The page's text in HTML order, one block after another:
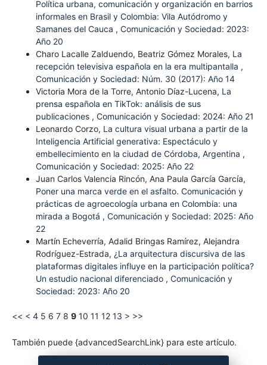
Política urbana, comunicación y organización en barrios
informales en Brasil y Colombia: Vila Autódromo y
Samanes del Cauca , Comunicación y Sociedad: 2023:
Año 20
Charo Lacalle Zalduendo, Beatriz Gómez Morales, La
recepción televisiva española en la era multipantalla ,
Comunicación y Sociedad: Núm. 30 (2017): Año 14
Victoria Mora de la Torre, Antonio Díaz-Lucena, La
prensa española en TikTok: análisis de sus
publicaciones , Comunicación y Sociedad: 2024: Año 21
Leonardo Corzo, La cultura visual urbana a partir de la
Inteligencia Artificial generativa: Espectáculo y
embellecimiento en la ciudad de Córdoba, Argentina ,
Comunicación y Sociedad: 2025: Año 22
Juan Carlos Valencia Rincón, Ana Paula García García,
Poner una marca verde en el asfalto. Comunicación y
prácticas de agroecología urbana en Colombia: una
mirada a Bogotá , Comunicación y Sociedad: 2025: Año
22
Martín Echeverría, Adalid Bringas Ramírez, Alejandra
Rodríguez-Estrada, ¿La arquitectura discursiva de las
plataformas digitales influye en la participación política?
Un estudio nacional diferenciado , Comunicación y
Sociedad: 2023: Año 20
<< < 4 5 6 7 8 9 10 11 12 13 > >>
También puede {advancedSearchLink} para este artículo.